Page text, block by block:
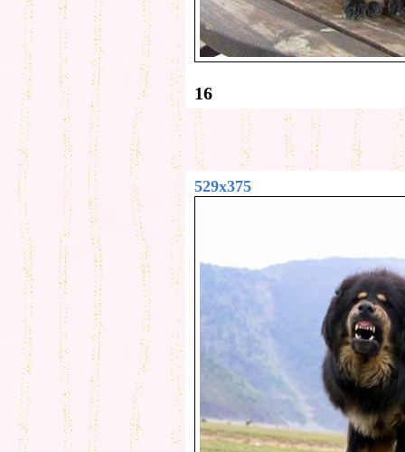
16
529x375